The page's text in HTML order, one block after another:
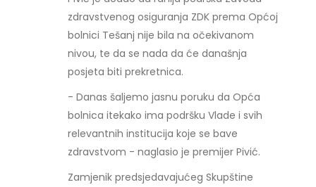
zdravstvenog osiguranja ZDK prema Općoj
bolnici Tešanj nije bila na očekivanom
nivou, te da se nada da će današnja
posjeta biti prekretnica.
- Danas šaljemo jasnu poruku da Opća
bolnica itekako ima podršku Vlade i svih
relevantnih institucija koje se bave
zdravstvom - naglasio je premijer Pivić.
Zamjenik predsjedavajućeg Skupštine